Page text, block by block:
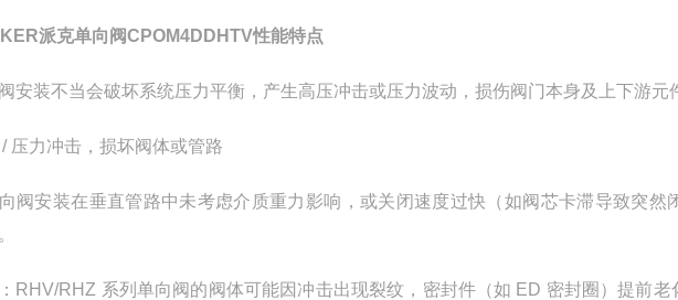
派克单向阀CPOM4DDHTV性能特点
安装不当会破坏系统压力平衡，产生高压冲击或压力波动，损伤阀门本身及上下游元
压力冲击，损坏阀体或管路
阀安装在垂直管路中未考虑介质重力影响，或关闭速度过快（如阀芯卡滞导致突然
RHV/RHZ 系列单向阀的阀体可能因冲击出现裂纹，密封件（如 ED 密封圈）提前